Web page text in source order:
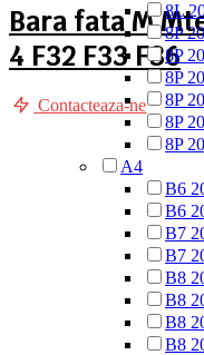
Bara fata M
4 F32 F33 F36
Contacteaza-ne
8L
8P
8P
8P
8P
8P
8P
A4
B6
B6
B7
B7
B8
B8
B8
B8